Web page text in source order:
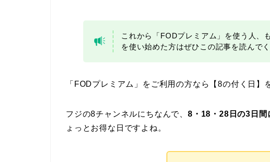
これから「FODプレミアム」を使う人、
を使い始めた方はぜひこの記事を読んでく
「FODプレミアム」をご利用の方なら【8の付く日】
フジの8チャンネルにちなんで、 8・18・28日の3日間
ょっとお得な日ですよね。